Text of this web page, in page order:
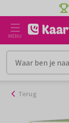
naar
inhoud
MENU
Terug